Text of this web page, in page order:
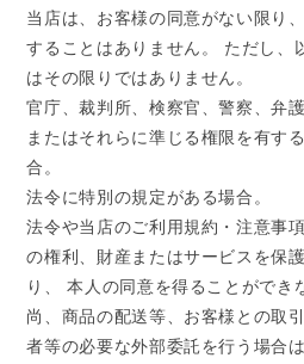
当店は、お客様の同意がない限り
することはありません。 ただし、
はその限りではありません。
官庁、裁判所、検察官、警察、弁
またはそれらに準じる権限を有す
合。
法令に特別の規定がある場合。
法令や当店のご利用規約・注意事
の権利、財産またはサービスを保
り、 本人の同意を得ることができ
尚、商品の配送等、お客様との取
者等の必要な外部委託を行う場合